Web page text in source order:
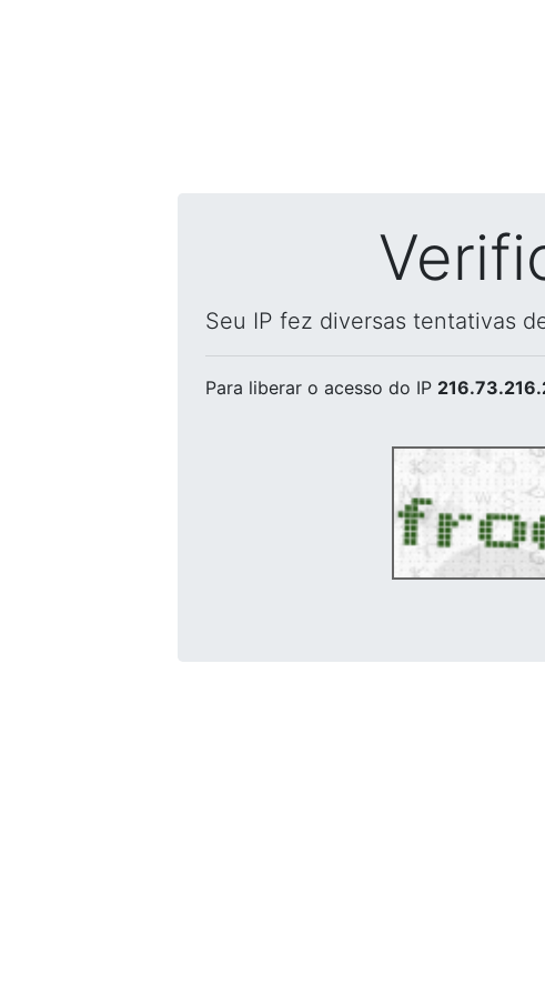
Seu IP fez diversas tentativas
Para liberar o acesso do IP